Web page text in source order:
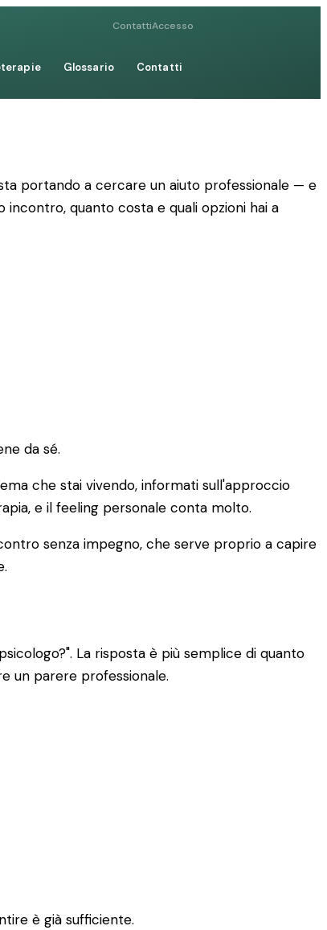
ContattiAccesso
Glossario Contatti
portando a cercare un aiuto professionale — e
quanto costa e quali opzioni hai a
da sé.
che stai vivendo, informati sull'approccio
e il feeling personale conta molto.
senza impegno, che serve proprio a capire
La risposta è più semplice di quanto
un parere professionale.
è già sufficiente.